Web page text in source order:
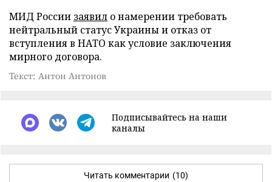
МИД России заявил о намерении требовать
нейтральный статус Украины и отказ от
вступления в НАТО как условие заключения
мирного договора.
Текст: Антон Антонов
Подписывайтесь на наши
каналы
Читать комментарии (10)